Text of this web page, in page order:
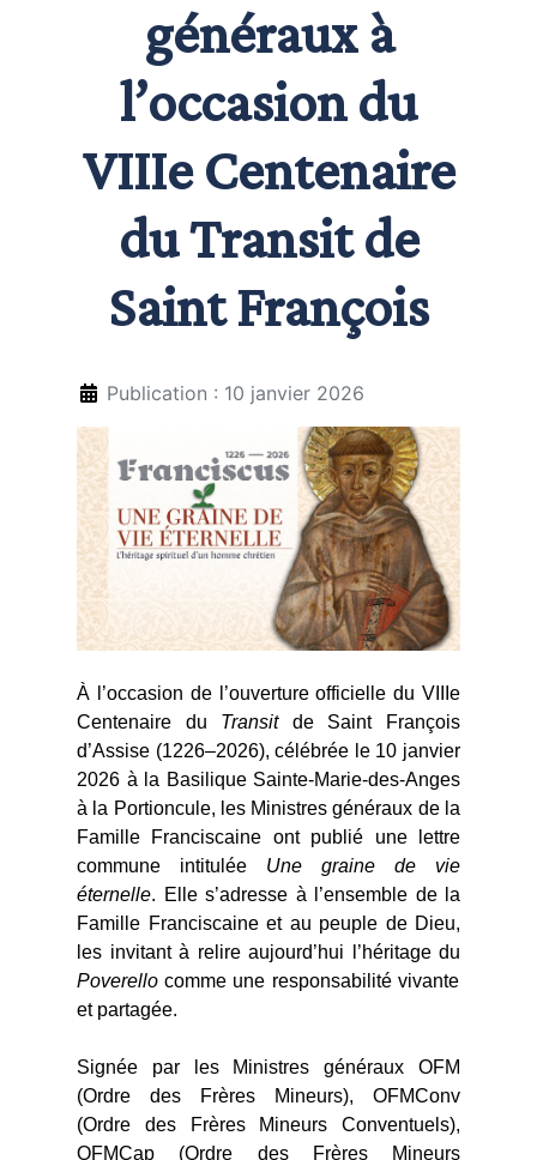
généraux à
l’occasion du
VIIIe Centenaire
du Transit de
Saint François
Publication : 10 janvier 2026
À l’occasion de l’ouverture officielle du VIIIe
Centenaire du Transitde Saint François
d’Assise (1226–2026), célébrée le 10 janvier
2026 à la Basilique Sainte-Marie-des-Anges
à la Portioncule, les Ministres généraux de la
Famille Franciscaine ont publié une lettre
commune intitulée Une graine de vie
éternelle. Elle s’adresse à l’ensemble de la
Famille Franciscaine et au peuple de Dieu,
les invitant à relire aujourd’hui l’héritage du
Poverello comme une responsabilité vivante
et partagée.
Signée par les Ministres généraux OFM
(Ordre des Frères Mineurs), OFMConv
(Ordre des Frères Mineurs Conventuels),
OFMCap (Ordre des Frères Mineurs